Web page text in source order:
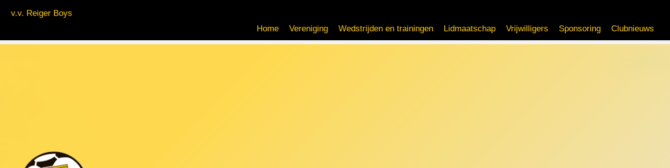
v.v. Reiger Boys
Home
Vereniging Wedstrijden en trainingen Lidmaatschap Vrijwilligers Sponsoring Clubnieuws